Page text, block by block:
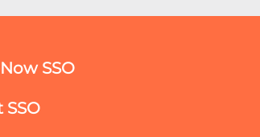
SSO
SSO